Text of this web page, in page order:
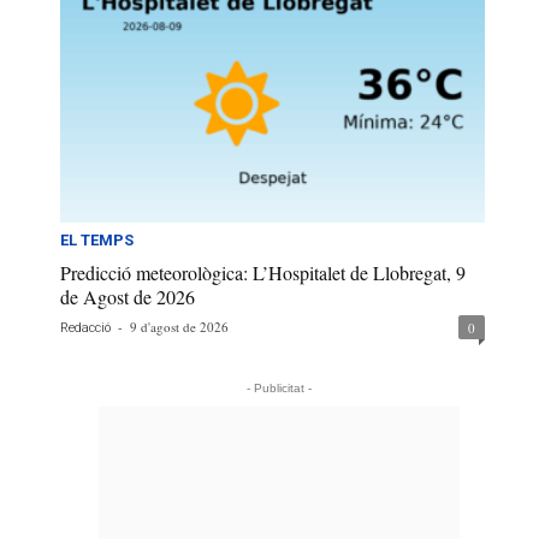
EL TEMPS
Predicció meteorològica: L’Hospitalet de Llobregat, 9
de Agost de 2026
Redacció - 9 d'agost de 2026 0
- Publicitat -